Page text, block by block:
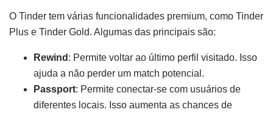
O Tinder tem várias funcionalidades premium, como Tinder
Plus e Tinder Gold. Algumas das principais são:
Rewind : Permite voltar ao último perfil visitado. Isso
ajuda a não perder um match potencial.
Passport: Permite conectar-se com usuários de
diferentes locais. Isso aumenta as chances de